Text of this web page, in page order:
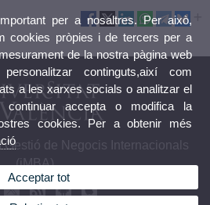
Gestió de Negocis Internacionals
(iMBA)
per a nosaltres. Per això,
cookies pròpies i de tercers per a
de la nostra pàgina web
continguts,així com
a les xarxes socials o analitzar el
accepta o modifica la
cookies. Per a obtenir més
Acceptar tot